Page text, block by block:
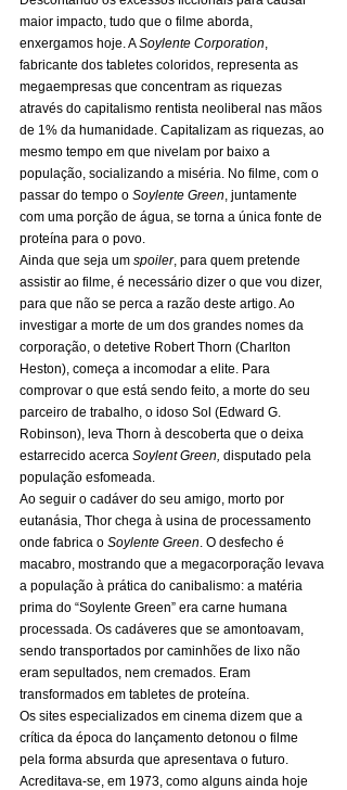
maior impacto, tudo que o filme aborda,
enxergamos hoje. A Soylente Corporation
fabricante dos tabletes coloridos, representa as
megaempresas que concentram as riquezas
através do capitalismo rentista neoliberal nas mãos
de 1% da humanidade. Capitalizam as riquezas, ao
mesmo tempo em que nivelam por baixo a
população, socializando a miséria. No filme, com o
passar do tempo o Soylente Green , juntamente
com uma porção de água, se torna a única fonte de
proteína para o povo.
Ainda que seja um spoiler, para quem pretende
assistir ao filme, é necessário dizer o que vou dizer,
para que não se perca a razão deste artigo. Ao
investigar a morte de um dos grandes nomes da
corporação, o detetive Robert Thorn (Charlton
Heston), começa a incomodar a elite. Para
comprovar o que está sendo feito, a morte do seu
parceiro de trabalho, o idoso Sol (Edward G.
Robinson), leva Thorn à descoberta que o deixa
estarrecido acerca Soylent Green, disputado pela
população esfomeada.
Ao seguir o cadáver do seu amigo, morto por
eutanásia, Thor chega à usina de processamento
onde fabrica o Soylente Green . O desfecho é
macabro, mostrando que a megacorporação levava
a população à prática do canibalismo: a matéria
prima do “Soylente Green” era carne humana
processada. Os cadáveres que se amontoavam,
sendo transportados por caminhões de lixo não
eram sepultados, nem cremados. Eram
transformados em tabletes de proteína.
Os sites especializados em cinema dizem que a
crítica da época do lançamento detonou o filme
pela forma absurda que apresentava o futuro.
Acreditava-se, em 1973, como alguns ainda hoje